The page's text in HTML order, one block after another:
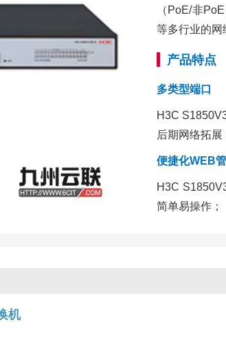
（PoE/非
等多行业的网
产品特点
多类型端口
H3C
后期网络拓展
便捷化WEB
H3C
简单易操作；
机